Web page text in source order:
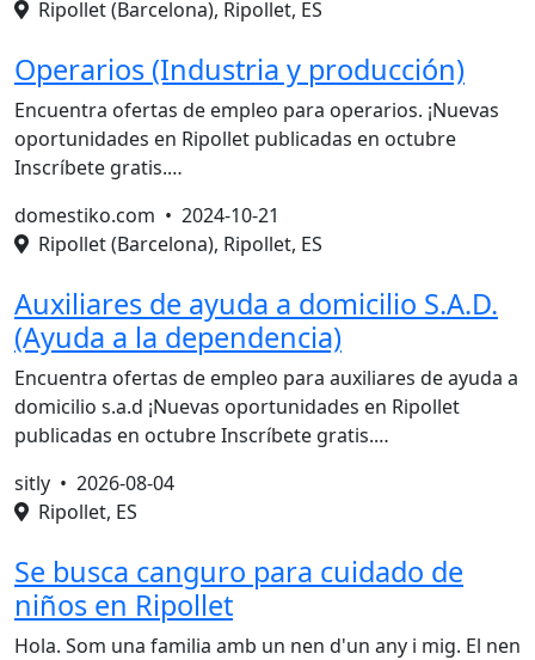
Ripollet (Barcelona), Ripollet, ES
Operarios (Industria y producción)
Encuentra ofertas de empleo para operarios. ¡Nuevas
oportunidades en Ripollet publicadas en octubre
Inscríbete gratis.…
domestiko.com • 2024-10-21
Ripollet (Barcelona), Ripollet, ES
Auxiliares de ayuda a domicilio S.A.D.
(Ayuda a la dependencia)
Encuentra ofertas de empleo para auxiliares de ayuda a
domicilio s.a.d ¡Nuevas oportunidades en Ripollet
publicadas en octubre Inscríbete gratis.…
sitly • 2026-08-04
Ripollet, ES
Se busca canguro para cuidado de
niños en Ripollet
Hola. Som una familia amb un nen d'un any i mig. El nen